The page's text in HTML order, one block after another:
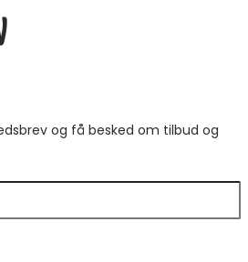
og få besked om tilbud og